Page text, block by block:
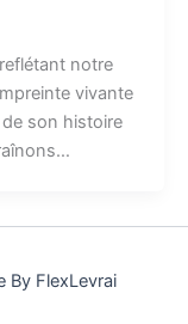
notre
vivante
son histoire
FlexLevrai